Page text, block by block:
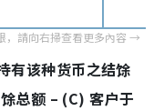
有该种货币之结馀
总额 – (C) 客户于